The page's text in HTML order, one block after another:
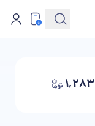
1,283